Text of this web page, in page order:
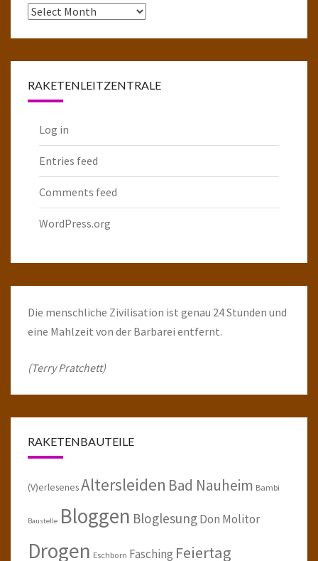
Das
RAKETENLEITZENTRALE
Log in
Entries feed
Comments feed
WordPress.org
Die menschliche Zivilisation ist genau 24 Stunden und
eine Mahlzeit von der Barbarei entfernt.
(Terry Pratchett)
RAKETENBAUTEILE
(V)erlesenesAltersleiden Bad Nauheim Bambi
Baustelle Bloggen BloglesungDon Molitor
Drogen Eschborn Fasching Feiertag